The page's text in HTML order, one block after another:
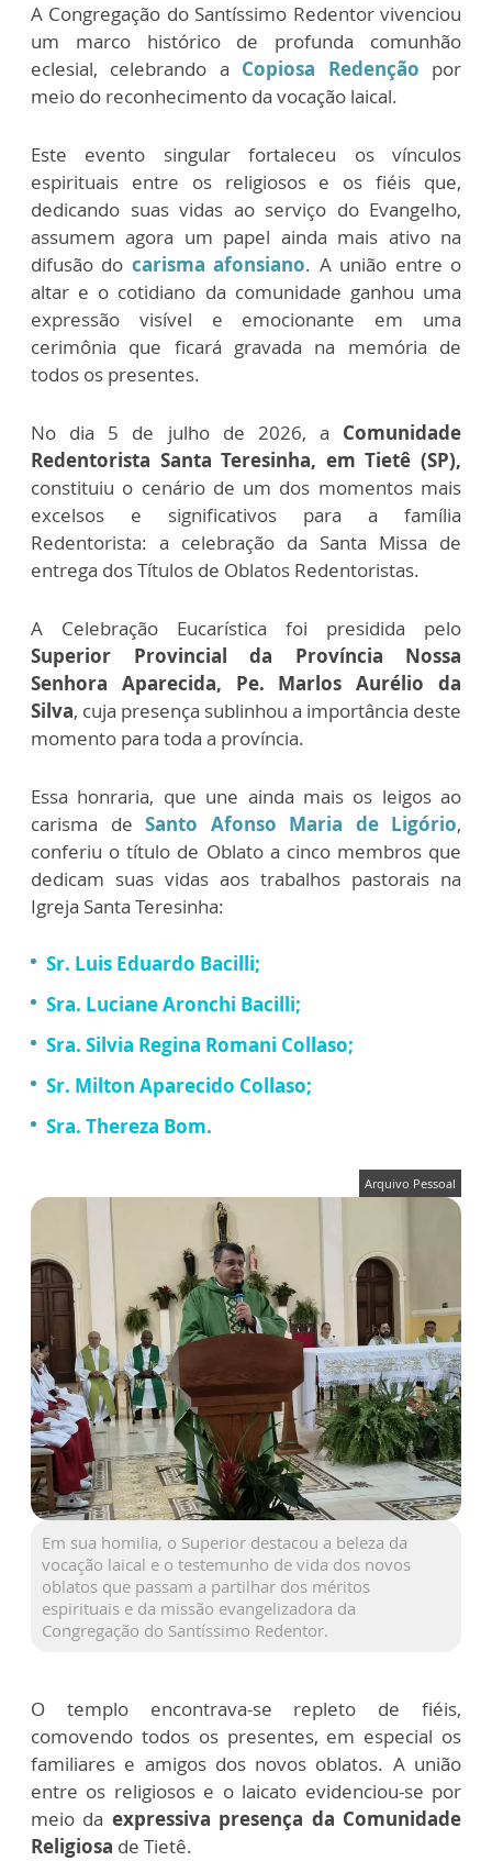
A Congregação do Santíssimo Redentor vivenciou
um marco histórico de profunda comunhão
eclesial, celebrando a Copiosa Redenção por
meio do reconhecimento da vocação laical.
Este evento singular fortaleceu os vínculos
espirituais entre os religiosos e os fiéis que,
dedicando suas vidas ao serviço do Evangelho,
assumem agora um papel ainda mais ativo na
difusão do carisma afonsiano. A união entre o
altar e o cotidiano da comunidade ganhou uma
expressão visível e emocionante em uma
cerimônia que ficará gravada na memória de
todos os presentes.
No dia 5 de julho de 2026, a Comunidade
Redentorista Santa Teresinha, em Tietê (SP),
constituiu o cenário de um dos momentos mais
excelsos e significativos para a família
Redentorista: a celebração da Santa Missa de
entrega dos Títulos de Oblatos Redentoristas.
A Celebração Eucarística foi presidida pelo
Superior Provincial da Província Nossa
Senhora Aparecida, Pe. Marlos Aurélio da
Silva, cuja presença sublinhou a importância deste
momento para toda a província.
Essa honraria, que une ainda mais os leigos ao
carisma de Santo Afonso Maria de Ligório,
conferiu o título de Oblato a cinco membros que
dedicam suas vidas aos trabalhos pastorais na
Igreja Santa Teresinha:
Sr. Luis Eduardo Bacilli;
Sra. Luciane Aronchi Bacilli;
Sra. Silvia Regina Romani Collaso;
Sr. Milton Aparecido Collaso;
Sra. Thereza Bom.
Arquivo Pessoal
Em sua homilia, o Superior destacou a beleza da
vocação laical e o testemunho de vida dos novos
oblatos que passam a partilhar dos méritos
espirituais e da missão evangelizadora da
Congregação do Santíssimo Redentor.
O templo encontrava-se repleto de fiéis,
comovendo todos os presentes, em especial os
familiares e amigos dos novos oblatos. A união
entre os religiosos e o laicato evidenciou-se por
meio da expressiva presença da Comunidade
Religiosa de Tietê.